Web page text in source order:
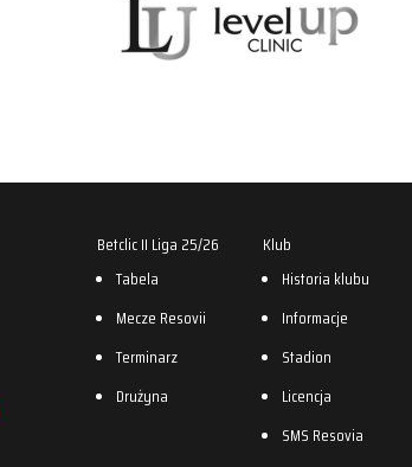
Betclic II Liga 25/26
Tabela
Mecze Resovii
Terminarz
Drużyna
Klub
Historia klubu
Informacje
Stadion
Licencja
SMS Resovia